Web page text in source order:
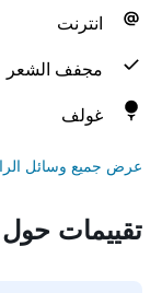
انترنت
مجفف الشعر
غولف
عرض جميع وسائل
تقييمات حول Kuju Kogen Cottage